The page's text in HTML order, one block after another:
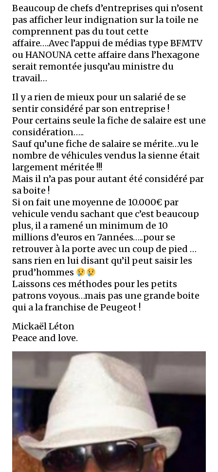
Beaucoup de chefs d’entreprises qui n’osent
pas afficher leur indignation sur la toile ne
comprennent pas du tout cette
affaire….Avec l’appui de médias type BFMTV
ou HANOUNA cette affaire dans l’hexagone
serait remontée jusqu’au ministre du
travail…
Il y a rien de mieux pour un salarié de se
sentir considéré par son entreprise !
Pour certains seule la fiche de salaire est une
considération…..
Sauf qu’une fiche de salaire se mérite…vu le
nombre de véhicules vendus la sienne était
largement méritée !!!
Mais il n’a pas pour autant été considéré par
sa boite !
Si on fait une moyenne de 10.000€ par
vehicule vendu sachant que c’est beaucoup
plus, il a ramené un minimum de 10
millions d’euros en 7années…..pour se
retrouver à la porte avec un coup de pied …
sans rien en lui disant qu’il peut saisir les
prud’hommes
Laissons ces méthodes pour les petits
patrons voyous…mais pas une grande boite
qui a la franchise de Peugeot !
Mickaël Léton
Peace and love.